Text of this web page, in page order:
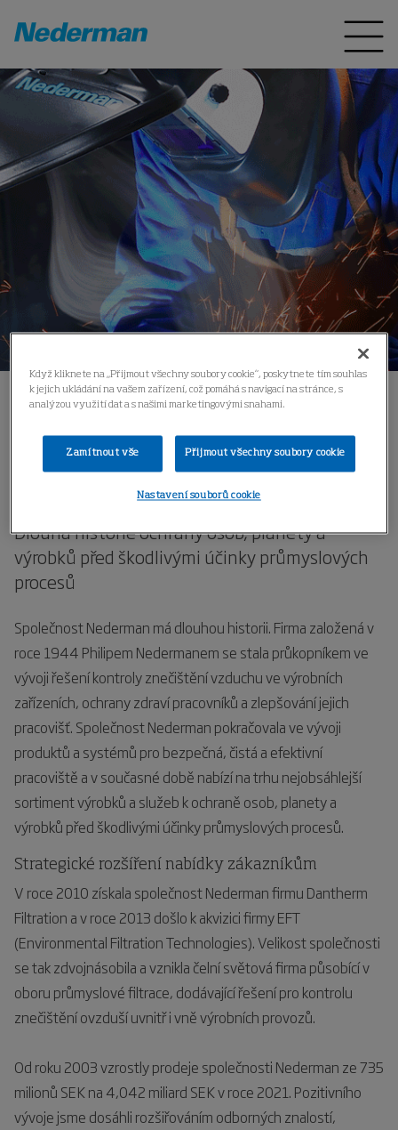
Domů O nás Naše historie
Naše historie
Dlouhá historie ochrany osob, planety a
výrobků před škodlivými účinky průmyslových
procesů
Společnost Nederman má dlouhou historii. Firma založená v
roce 1944 Philipem Nedermanem se stala průkopníkem ve
vývoji řešení kontroly znečištění vzduchu ve výrobních
zařízeních, ochrany zdraví pracovníků a zlepšování jejich
pracovišť. Společnost Nederman pokračovala ve vývoji
produktů a systémů pro bezpečná, čistá a efektivní
pracoviště a v současné době nabízí na trhu nejobsáhlejší
sortiment výrobků a služeb k ochraně osob, planety a
výrobků před škodlivými účinky průmyslových procesů.
Strategické rozšíření nabídky zákazníkům
V roce 2010 získala společnost Nederman firmu Dantherm
Filtration a v roce 2013 došlo k akvizici firmy EFT
(Environmental Filtration Technologies). Velikost společnosti
se tak zdvojnásobila a vznikla čelní světová firma působící v
oboru průmyslové filtrace, dodávající řešení pro kontrolu
znečištění ovzduší uvnitř i vně výrobních provozů.
Od roku 2003 vzrostly prodeje společnosti Nederman ze 735
milionů SEK na 4,042 miliard SEK v roce 2021. Pozitivního
vývoje jsme dosáhli rozšiřováním odborných znalostí,
Když kliknete na „Přijmout všechny soubory cookie“, poskytnete tím souhlas
k jejich ukládání na vašem zařízení, což pomáhá s navigací na stránce, s
analýzou využití dat a s našimi marketingovými snahami.
Zamítnout vše Přijmout všechny soubory cookie
Nastavení souborů cookie